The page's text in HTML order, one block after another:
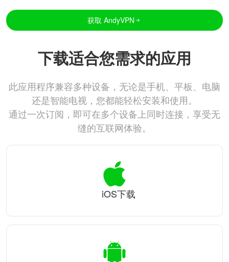
获取 AndyVPN
下载适合您需求的应用
此应用程序兼容多种设备，无论是手机、平板、电脑
还是智能电视，您都能轻松安装和使用。
通过一次订阅，即可在多个设备上同时连接，享受无
缝的互联网体验。
iOS下载